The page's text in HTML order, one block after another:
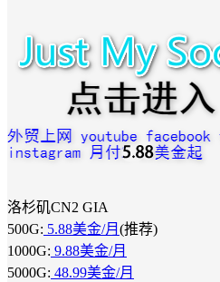
洛杉矶CN2 GIA
500G: 5.88美金/月 (推荐)
1000G: 9.88美金/月
5000G: 48.99美金/月